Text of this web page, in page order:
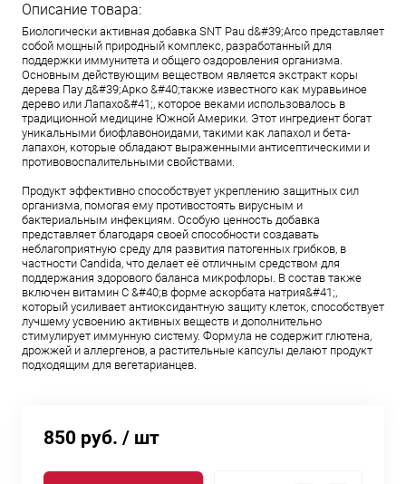
Описание товара:
Биологически активная добавка SNT Pau d&#39;Arco представляет
собой мощный природный комплекс, разработанный для
поддержки иммунитета и общего оздоровления организма.
Основным действующим веществом является экстракт коры
дерева Пау д&#39;Арко &#40;также известного как муравьиное
дерево или Лапахо&#41;, которое веками использовалось в
традиционной медицине Южной Америки. Этот ингредиент богат
уникальными биофлавоноидами, такими как лапахол и бета-
лапахон, которые обладают выраженными антисептическими и
противовоспалительными свойствами.
Продукт эффективно способствует укреплению защитных сил
организма, помогая ему противостоять вирусным и
бактериальным инфекциям. Особую ценность добавка
представляет благодаря своей способности создавать
неблагоприятную среду для развития патогенных грибков, в
частности Candida, что делает её отличным средством для
поддержания здорового баланса микрофлоры. В состав также
включен витамин C &#40;в форме аскорбата натрия&#41;,
который усиливает антиоксидантную защиту клеток, способствует
лучшему усвоению активных веществ и дополнительно
стимулирует иммунную систему. Формула не содержит глютена,
дрожжей и аллергенов, а растительные капсулы делают продукт
подходящим для вегетарианцев.
850 руб. / шт